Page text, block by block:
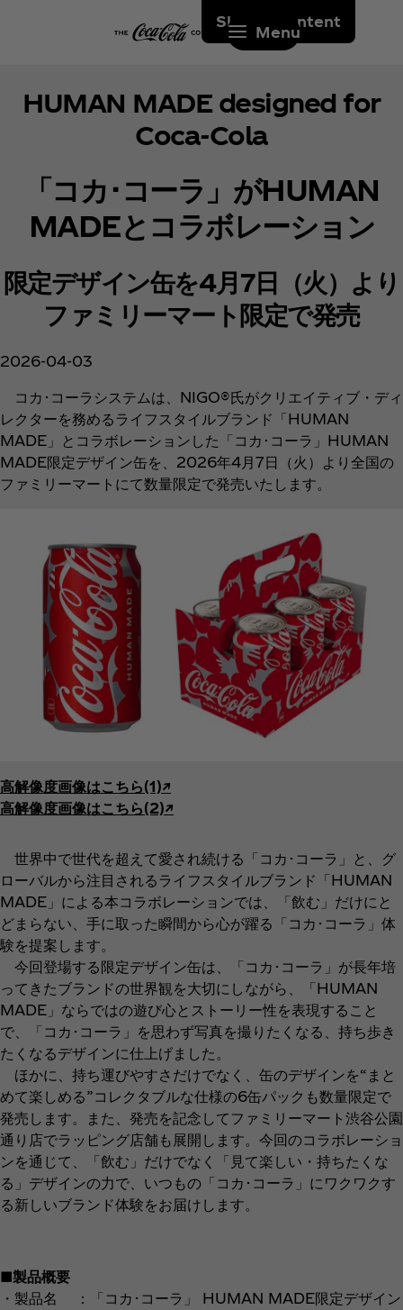
Skip to content
Menu
HUMAN MADE designed for
Coca‑Cola
「コカ･コーラ」がHUMAN
MADEとコラボレーション
限定デザイン缶を4月7日（火）より
ファミリーマート限定で発売
2026-04-03
コカ･コーラシステムは、NIGO®︎氏がクリエイティブ・ディ
レクターを務めるライフスタイルブランド「HUMAN
MADE」とコラボレーションした「コカ･コーラ」HUMAN
MADE限定デザイン缶を、2026年4月7日（火）より全国の
ファミリーマートにて数量限定で発売いたします。
高解像度画像はこちら(1)↗︎
高解像度画像はこちら(2)↗︎
世界中で世代を超えて愛され続ける「コカ･コーラ」と、グ
ローバルから注目されるライフスタイルブランド「HUMAN
MADE」による本コラボレーションでは、「飲む」だけにと
どまらない、手に取った瞬間から心が躍る「コカ･コーラ」体
験を提案します。
今回登場する限定デザイン缶は、「コカ･コーラ」が長年培
ってきたブランドの世界観を大切にしながら、「HUMAN
MADE」ならではの遊び心とストーリー性を表現すること
で、「コカ･コーラ」を思わず写真を撮りたくなる、持ち歩き
たくなるデザインに仕上げました。
ほかに、持ち運びやすさだけでなく、缶のデザインを“まと
めて楽しめる”コレクタブルな仕様の6缶パックも数量限定で
発売します。また、発売を記念してファミリーマート渋谷公園
通り店でラッピング店舗も展開します。今回のコラボレーショ
ンを通じて、「飲む」だけでなく「見て楽しい・持ちたくな
る」デザインの力で、いつもの「コカ･コーラ」にワクワクす
る新しいブランド体験をお届けします。
■製品概要
・製品名 ：「コカ･コーラ」 HUMAN MADE限定デザイン